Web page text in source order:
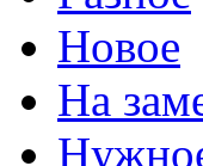
Новое
На